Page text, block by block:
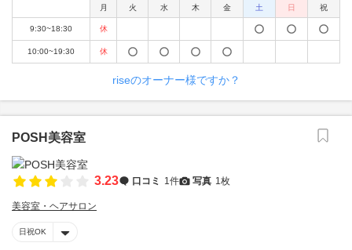
月
火 水 木 金 土 日 祝
9:30~18:30 休
10:00~19:30 休
riseのオーナー様ですか？
POSH美容室
3.23 口コミ 1件 写真 1枚
美容室・ヘアサロン
日祝OK